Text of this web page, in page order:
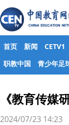
首页 新闻 CETV1
职教中国
青少年足
《教育传媒
2024/07/23 14:23